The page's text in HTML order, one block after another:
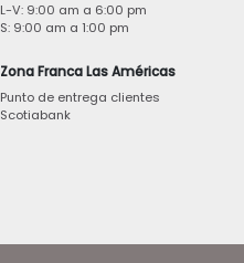
L-V: 9:00 am a 6:00 pm
S: 9:00 am a 1:00 pm
Zona Franca Las Américas
Punto de entrega clientes
Scotiabank